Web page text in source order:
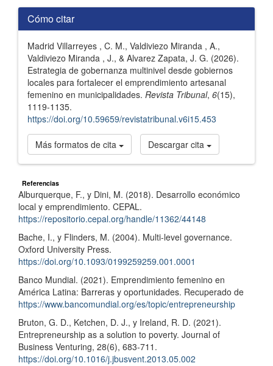
Cómo citar
Madrid Villarreyes , C. M., Valdiviezo Miranda , A.,
Valdiviezo Miranda , J., & Alvarez Zapata, J. G. (2026).
Estrategia de gobernanza multinivel desde gobiernos
locales para fortalecer el emprendimiento artesanal
femenino en municipalidades. Revista Tribunal, 6(15),
1119-1135.
https://doi.org/10.59659/revistatribunal.v6i15.453
Más formatos de cita Descargar cita
Referencias
Alburquerque, F., y Dini, M. (2018). Desarrollo económico
local y emprendimiento. CEPAL.
https://repositorio.cepal.org/handle/11362/44148
Bache, I., y Flinders, M. (2004). Multi-level governance.
Oxford University Press.
https://doi.org/10.1093/0199259259.001.0001
Banco Mundial. (2021). Emprendimiento femenino en
América Latina: Barreras y oportunidades. Recuperado de
https://www.bancomundial.org/es/topic/entrepreneurship
Bruton, G. D., Ketchen, D. J., y Ireland, R. D. (2021).
Entrepreneurship as a solution to poverty. Journal of
Business Venturing, 28(6), 683-711.
https://doi.org/10.1016/j.jbusvent.2013.05.002